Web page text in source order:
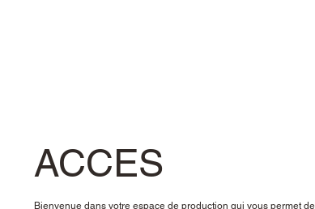
ACCES
Bienvenue dans votre espace de production qui vous permet de